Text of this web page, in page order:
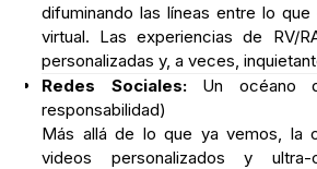
difuminando las líneas entre lo
virtual. Las experiencias de RV/
personalizadas y, a veces,
Redes Sociales: Un océano
responsabilidad)
Más allá de lo que ya vemos, la
videos personalizados y ultra-